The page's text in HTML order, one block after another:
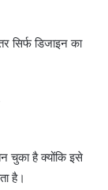
सिर्फ डिजाइन का
चुका है क्योंकि इसे
है।